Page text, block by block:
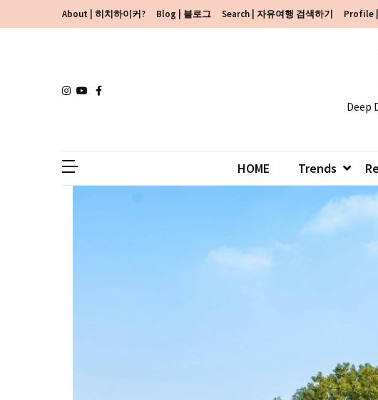
to
to
About | 히치하이커? Blog | 블로그 Search | 자유여행 검색하기 Profile
Deep
HOME Trends